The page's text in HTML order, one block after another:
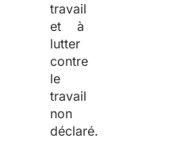
travail
et à
lutter
contre
le
travail
non
déclaré.